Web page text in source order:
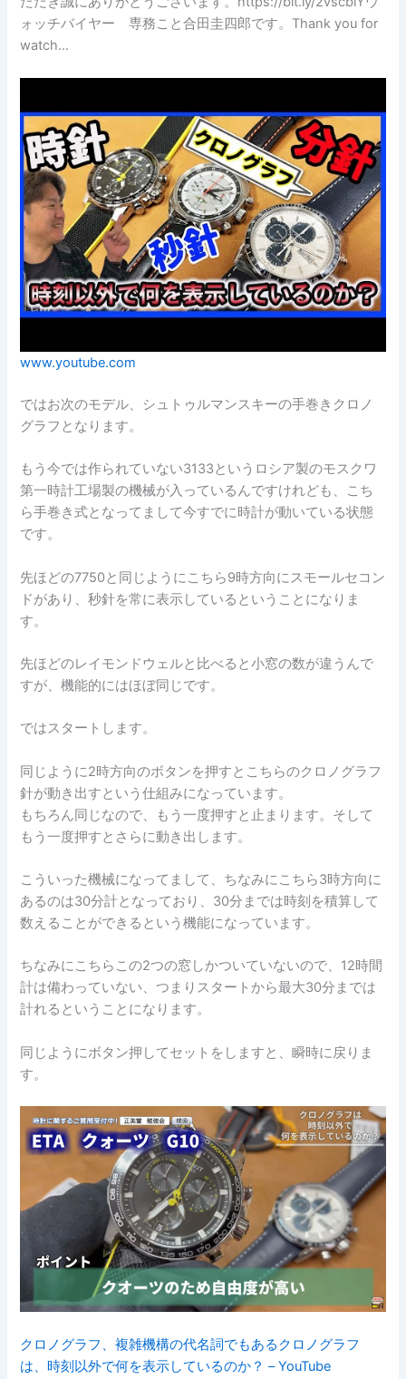
ォッチバイヤー 専務こと合田圭四郎です。Thank you for
watch…
www.youtube.com
ではお次のモデル、シュトゥルマンスキーの手巻きクロノ
グラフとなります。
もう今では作られていない3133というロシア製のモスクワ
第一時計工場製の機械が入っているんですけれども、こち
ら手巻き式となってまして今すでに時計が動いている状態
です。
先ほどの7750と同じようにこちら9時方向にスモールセコン
ドがあり、秒針を常に表示しているということになりま
す。
先ほどのレイモンドウェルと比べると小窓の数が違うんで
すが、機能的にはほぼ同じです。
ではスタートします。
同じように2時方向のボタンを押すとこちらのクロノグラフ
針が動き出すという仕組みになっています。
もちろん同じなので、もう一度押すと止まります。そして
もう一度押すとさらに動き出します。
こういった機械になってまして、ちなみにこちら3時方向に
あるのは30分計となっており、30分までは時刻を積算して
数えることができるという機能になっています。
ちなみにこちらこの2つの窓しかついていないので、12時間
計は備わっていない、つまりスタートから最大30分までは
計れるということになります。
同じようにボタン押してセットをしますと、瞬時に戻りま
す。
クロノグラフ、複雑機構の代名詞でもあるクロノグラフ
は、時刻以外で何を表示しているのか？ – YouTube